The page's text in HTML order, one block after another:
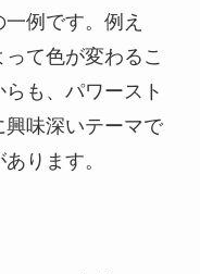
例です。例え
て色が変わるこ
も、パワースト
味深いテーマで
ります。